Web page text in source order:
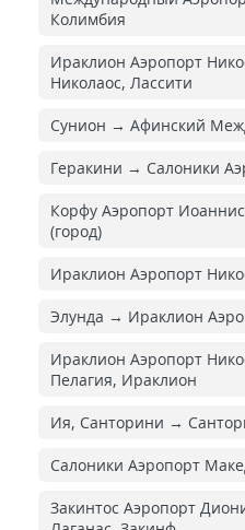
Колимбия
Ираклион Аэропорт
Николаос, Лассити
Сунион → Афинский
Геракини → Салоники
Корфу Аэропорт
(город)
Ираклион Аэропорт
Элунда → Ираклион
Ираклион Аэропорт
Пелагия, Ираклион
Ия, Санторини →
Салоники Аэропорт
Закинтос Аэропорт